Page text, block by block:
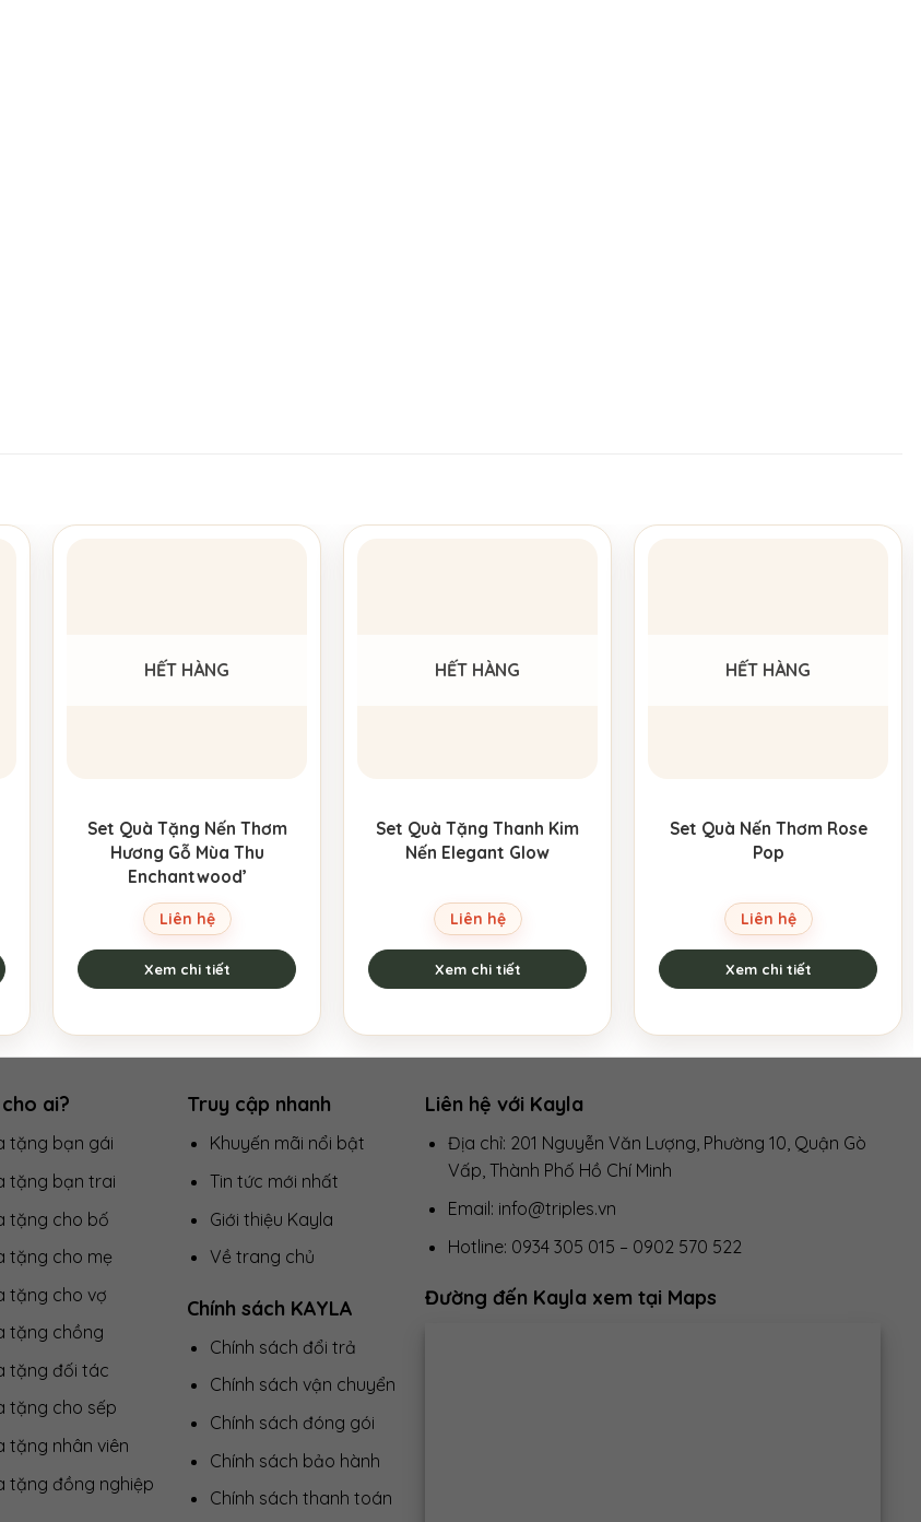
HẾT HÀNG
Set Quà Tặng Nến Thơm
Hương Gỗ Mùa Thu
Enchantwood’
Liên hệ
Xem chi tiết
HẾT HÀNG
Set Quà Tặng Thanh Kim
Nến Elegant Glow
Liên hệ
Xem chi tiết
HẾT HÀNG
Set Quà Nến Thơm Rose
Pop
Liên hệ
Xem chi tiết
ai?
tặng bạn gái
tặng bạn trai
tặng cho bố
tặng cho mẹ
tặng cho vợ
tặng chồng
tặng đối tác
tặng cho sếp
tặng nhân viên
tặng đồng nghiệp
Truy cập nhanh
Khuyến mãi nổi bật
Tin tức mới nhất
Giới thiệu Kayla
Về trang chủ
Chính sách KAYLA
Chính sách đổi trả
Chính sách vận chuyển
Chính sách đóng gói
Chính sách bảo hành
Chính sách thanh toán
Liên hệ với Kayla
Địa chỉ: 201 Nguyễn Văn Lượng, Phường 10, Quận Gò
Vấp, Thành Phố Hồ Chí Minh
Email: info@triples.vn
Hotline: 0934 305 015 – 0902 570 522
Đường đến Kayla xem tại Maps